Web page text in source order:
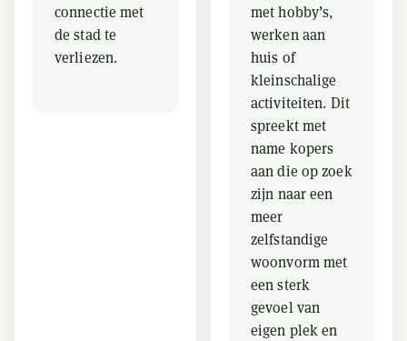
connectie met
de stad te
verliezen.
met hobby’s,
werken aan
huis of
kleinschalige
activiteiten. Dit
spreekt met
name kopers
aan die op zoek
zijn naar een
meer
zelfstandige
woonvorm met
een sterk
gevoel van
eigen plek en